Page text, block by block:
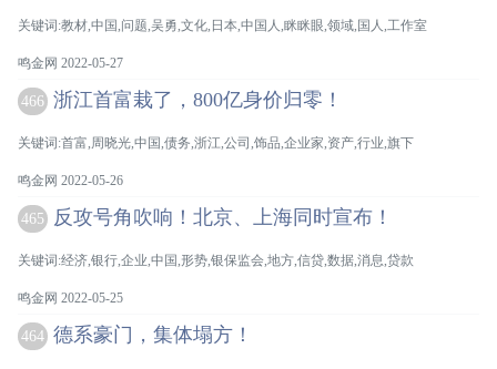
关键词:教材,中国,问题,吴勇,文化,日本,中国人,眯眯眼,领域,国人,工作室
鸣金网 2022-05-27
466 浙江首富栽了，800亿身价归零！
关键词:首富,周晓光,中国,债务,浙江,公司,饰品,企业家,资产,行业,旗下
鸣金网 2022-05-26
465 反攻号角吹响！北京、上海同时宣布！
关键词:经济,银行,企业,中国,形势,银保监会,地方,信贷,数据,消息,贷款
鸣金网 2022-05-25
464 德系豪门，集体塌方！